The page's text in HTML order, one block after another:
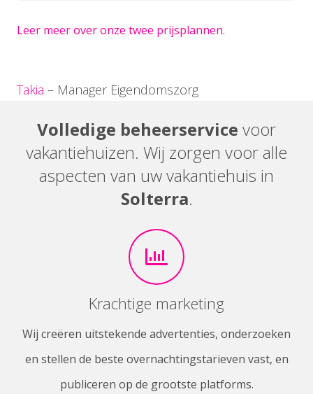
Leer meer over onze twee prijsplannen.
Takia – Manager Eigendomszorg
Volledige beheerservice voor
vakantiehuizen. Wij zorgen voor alle
aspecten van uw vakantiehuis in
Solterra.
Krachtige marketing
Wij creëren uitstekende advertenties, onderzoeken
en stellen de beste overnachtingstarieven vast, en
publiceren op de grootste platforms.